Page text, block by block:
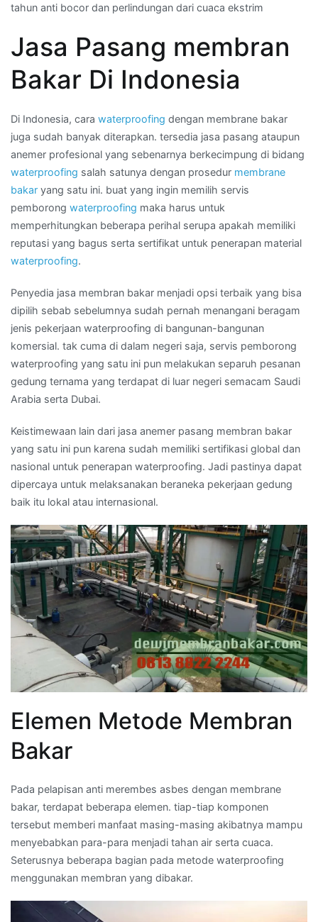
:
membran
bakar
Daerah
CIPETE
SELATAN
tahun anti bocor dan perlindungan dari cuaca ekstrim
Jasa Pasang membran
Bakar Di Indonesia
Di Indonesia, cara waterproofing dengan membrane bakar
juga sudah banyak diterapkan. tersedia jasa pasang ataupun
anemer profesional yang sebenarnya berkecimpung di bidang
waterproofing salah satunya dengan prosedur membrane
bakar yang satu ini. buat yang ingin memilih servis
pemborong waterproofing maka harus untuk
memperhitungkan beberapa perihal serupa apakah memiliki
reputasi yang bagus serta sertifikat untuk penerapan material
waterproofing.
Penyedia jasa membran bakar menjadi opsi terbaik yang bisa
dipilih sebab sebelumnya sudah pernah menangani beragam
jenis pekerjaan waterproofing di bangunan-bangunan
komersial. tak cuma di dalam negeri saja, servis pemborong
waterproofing yang satu ini pun melakukan separuh pesanan
gedung ternama yang terdapat di luar negeri semacam Saudi
Arabia serta Dubai.
Keistimewaan lain dari jasa anemer pasang membran bakar
yang satu ini pun karena sudah memiliki sertifikasi global dan
nasional untuk penerapan waterproofing. Jadi pastinya dapat
dipercaya untuk melaksanakan beraneka pekerjaan gedung
baik itu lokal atau internasional.
Elemen Metode Membran
Bakar
Pada pelapisan anti merembes asbes dengan membrane
bakar, terdapat beberapa elemen. tiap-tiap komponen
tersebut memberi manfaat masing-masing akibatnya mampu
menyebabkan para-para menjadi tahan air serta cuaca.
Seterusnya beberapa bagian pada metode waterproofing
menggunakan membran yang dibakar.